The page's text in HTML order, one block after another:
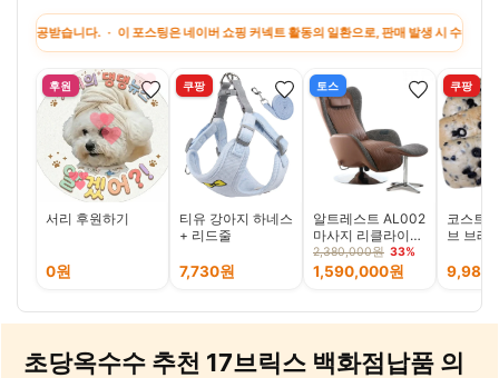
습니다. · 이 포스팅은 네이버 쇼핑 커넥트 활동의 일환으로, 판매 발생 시 수수료를
후원
서리 후원하기
0원
쿠팡
티유 강아지 하네스
+ 리드줄
7,730원
토스
알트레스트 AL002
마사지 리클라이너,
브라운, 천연가죽
시트
2,380,000원 33%
1,590,000원
쿠팡
코스트
브 브레
9,980
초당옥수수 추천 17브릭스 백화점납품 의